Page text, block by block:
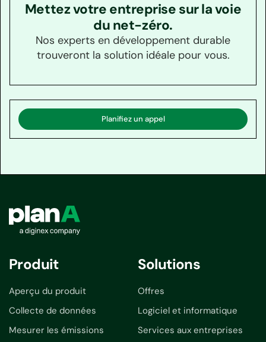
Mettez votre entreprise sur la voie
du net-zéro.
Nos experts en développement durable
trouveront la solution idéale pour vous.
Planifiez un appel
Produit
Aperçu du produit
Collecte de données
Mesurer les émissions
Solutions
Offres
Logiciel et informatique
Services aux entreprises